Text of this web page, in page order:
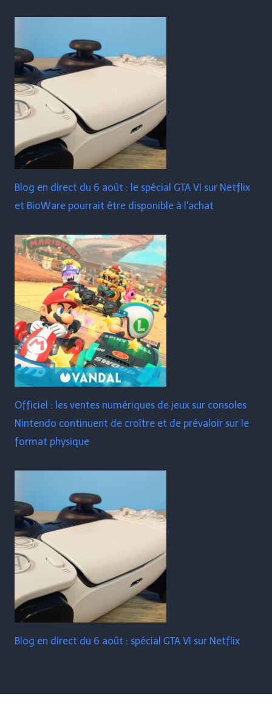
Blog en direct du 6 août : le spécial GTA VI sur Netflix
et BioWare pourrait être disponible à l'achat
Officiel : les ventes numériques de jeux sur consoles
Nintendo continuent de croître et de prévaloir sur le
format physique
Blog en direct du 6 août : spécial GTA VI sur Netflix